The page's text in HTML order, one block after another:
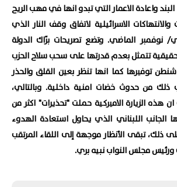
واعادة الاعمار التي تبدو انها في مهب الريح
والانتهاكات الاسرائيلية لاتفاق وقف النار الذي
نوفمبر الماضي. وتضع تصريحات برّاك الدولة
حقيقية تتمثل بعدم قدرتها على سحب سلاح الحزب
توفيرها كما انها تنظر بعين القلق والحذر
ذلك من حدوث خضات امنية داخلية. وبالتالي،
هذه الزيارة الاميركية حملت "تحذيرات" اكثر من
الجانب اللبناني الذي يحاول استعادة الهدوء
ذلك، تبقى الأنظار موجهة إلى اللقاء المرتقب
ورئيس مجلس النواب نبيه بري.